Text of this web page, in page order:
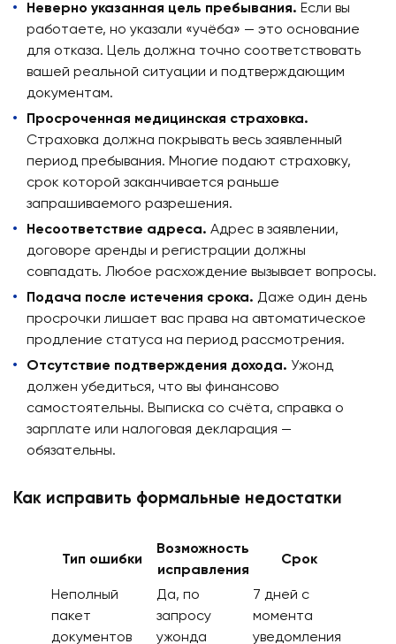
Неверно указанная цель пребывания. Если вы
работаете, но указали «учёба» — это основание
для отказа. Цель должна точно соответствовать
вашей реальной ситуации и подтверждающим
документам.
Просроченная медицинская страховка.
Страховка должна покрывать весь заявленный
период пребывания. Многие подают страховку,
срок которой заканчивается раньше
запрашиваемого разрешения.
Несоответствие адреса. Адрес в заявлении,
договоре аренды и регистрации должны
совпадать. Любое расхождение вызывает вопросы.
Подача после истечения срока. Даже один день
просрочки лишает вас права на автоматическое
продление статуса на период рассмотрения.
Отсутствие подтверждения дохода. Ужонд
должен убедиться, что вы финансово
самостоятельны. Выписка со счёта, справка о
зарплате или налоговая декларация —
обязательны.
Как исправить формальные недостатки
Тип ошибки
Возможность
исправления
Срок
Неполный
пакет
документов
Да, по
запросу
ужонда
7 дней с
момента
уведомления